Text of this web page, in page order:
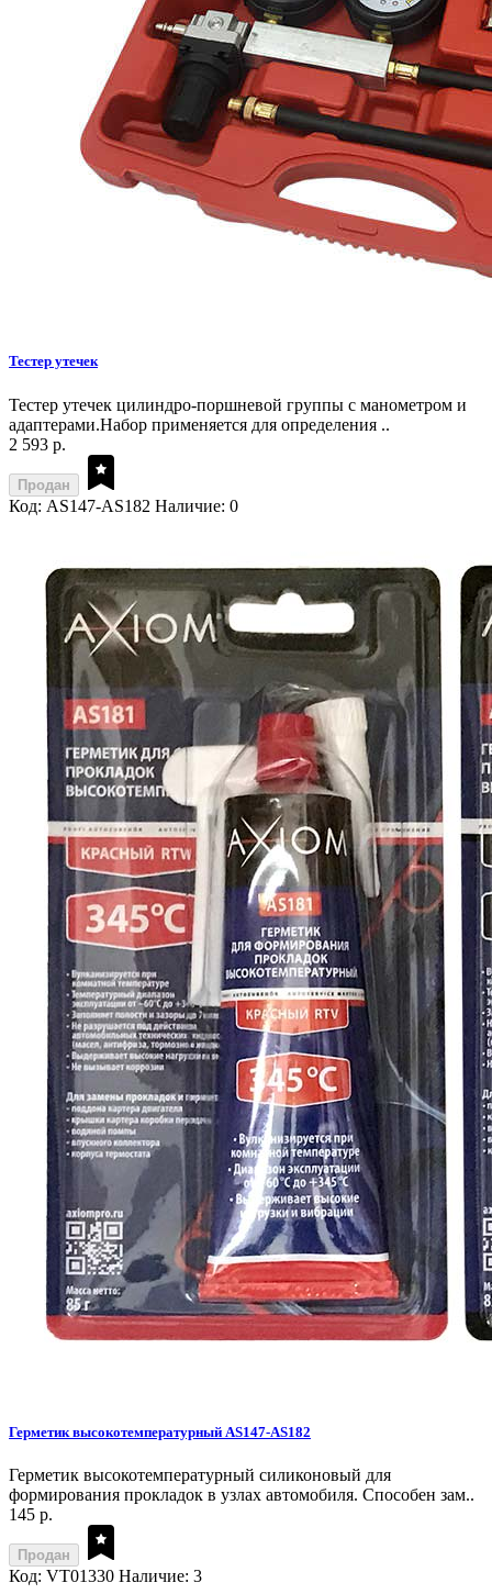
Тестер утечек
Тестер утечек цилиндро-поршневой группы с манометром и
адаптерами.Набор применяется для определения ..
2 593 р.
Продан
Код: AS147-AS182 Наличие: 0
Герметик высокотемпературный AS147-AS182
Герметик высокотемпературный силиконовый для
формирования прокладок в узлах автомобиля. Способен зам..
145 р.
Продан
Код: VT01330 Наличие: 3